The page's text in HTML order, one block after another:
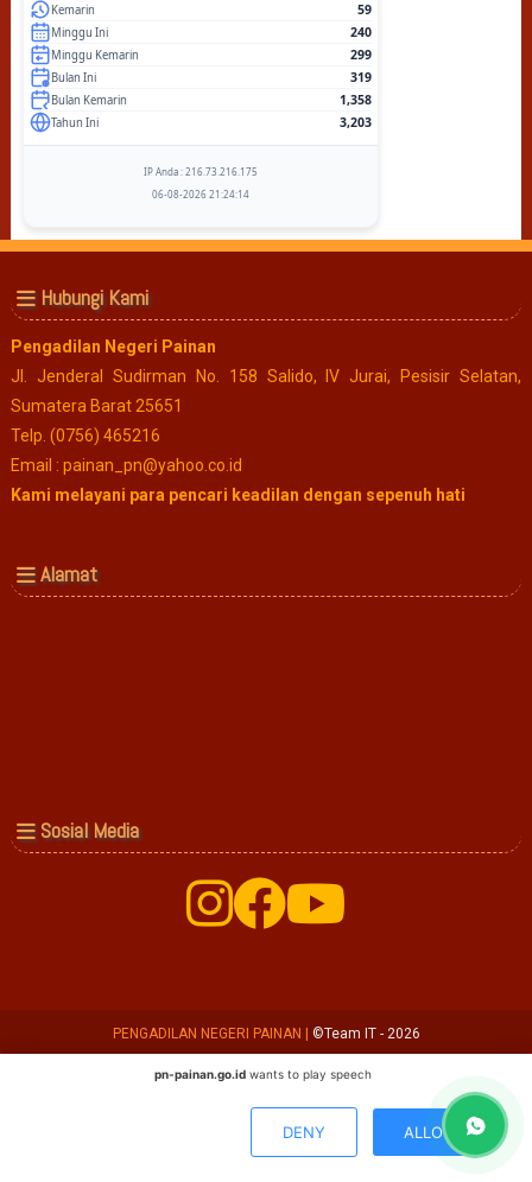
Kemarin 59
Minggu Ini 240
Minggu Kemarin 299
Bulan Ini 319
Bulan Kemarin 1,358
Tahun Ini 3,203
IP Anda : 216.73.216.175
06-08-2026 21:24:14
Hubungi Kami
Pengadilan Negeri Painan
Jl. Jenderal Sudirman No. 158 Salido, IV Jurai, Pesisir Selatan,
Sumatera Barat 25651
Telp. (0756) 465216
Email : painan_pn@yahoo.co.id
Kami melayani para pencari keadilan dengan sepenuh hati
Alamat
Sosial Media
PENGADILAN NEGERI PAINAN ©Team IT - 2026
pn-painan.go.id wants to play speech
DENY ALLOW